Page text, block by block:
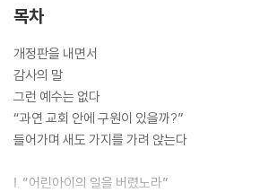
이번 개정판에는 종교의 입지가 점점 좁아지는 21세
한 최신 글 「탈종교화 시대에 종교는 우리에게 무엇
어록을 만날 수 있는 「도마복음」을 소개한 「또 다른
고, 최근 신학계에서 주요하게 논의되는 저서들을
있다.
이제는 고전이 된 『예수는 없다』, 더욱 친절하고 상
신앙, 혹은 더 지혜로운 삶의 혜안을 갖게 할 것이다.
목차
개정판을 내면서
감사의 말
그런 예수는 없다
“과연 교회 안에 구원이 있을까?”
들어가며 새도 가지를 가려 앉는다
Ⅰ. “어린아이의 일을 버렸노라”